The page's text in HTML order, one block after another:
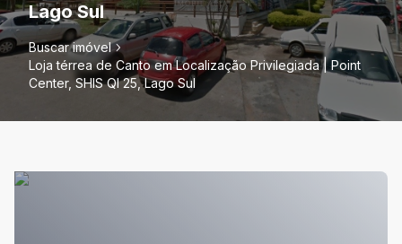
Lago Sul
Buscar imóvel
Loja térrea de Canto em Localização Privilegiada | Point
Center, SHIS QI 25, Lago Sul